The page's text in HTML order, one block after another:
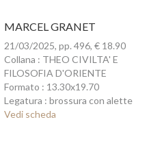
MARCEL GRANET
21/03/2025, pp. 496, € 18.90
Collana : THEO CIVILTA' E
FILOSOFIA D'ORIENTE
Formato : 13.30x19.70
Legatura : brossura con alette
Vedi scheda